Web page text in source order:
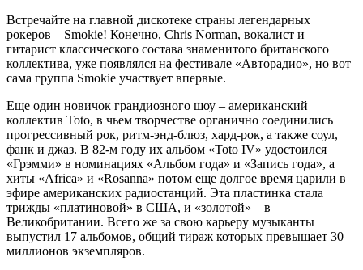
Встречайте на главной дискотеке страны легендарных
рокеров – Smokie! Конечно, Chris Norman, вокалист и
гитарист классического состава знаменитого британского
коллектива, уже появлялся на фестивале «Авторадио», но вот
сама группа Smokie участвует впервые.
Еще один новичок грандиозного шоу – американский
коллектив Toto, в чьем творчестве органично соединились
прогрессивный рок, ритм-энд-блюз, хард-рок, а также соул,
фанк и джаз. В 82-м году их альбом «Toto IV» удостоился
«Грэмми» в номинациях «Альбом года» и «Запись года», а
хиты «Africa» и «Rosanna» потом еще долгое время царили в
эфире американских радиостанций. Эта пластинка стала
трижды «платиновой» в США, и «золотой» – в
Великобритании. Всего же за свою карьеру музыканты
выпустил 17 альбомов, общий тираж которых превышает 30
миллионов экземпляров.